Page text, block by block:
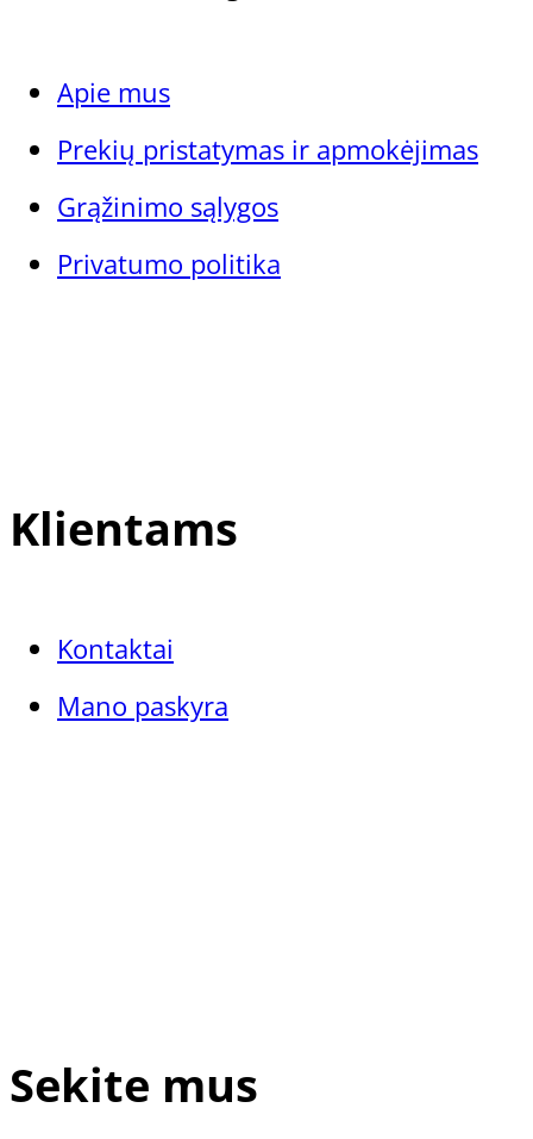
Normali oda
Kieta oda
Jautri ir sudirgusi oda
Visi odos tipai
Pagal paskirtį
Tamponavimo ir nuospaudų
priemonės
Kitos priemonės
Apie mus
Prekių pristatymas ir apmokėjimas
Grąžinimo sąlygos
Privatumo politika
Klientams
Kontaktai
Mano paskyra
Sekite mus